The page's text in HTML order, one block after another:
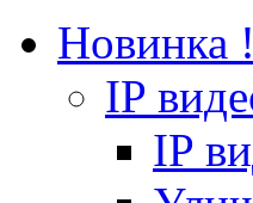
Новинка
IP
IP